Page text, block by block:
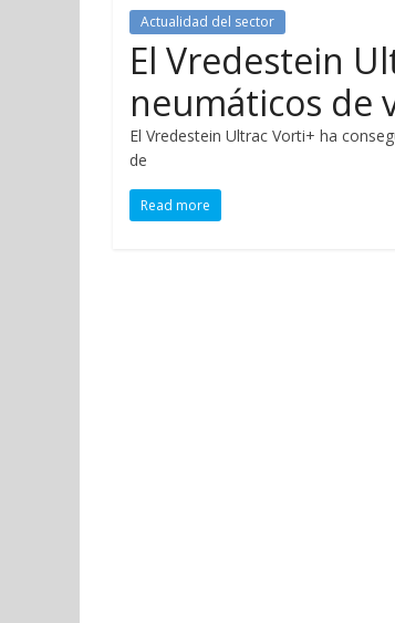
Actualidad del sector
El Vredestein
neumáticos de
El Vredestein Ultrac Vorti+ ha
de
Read more